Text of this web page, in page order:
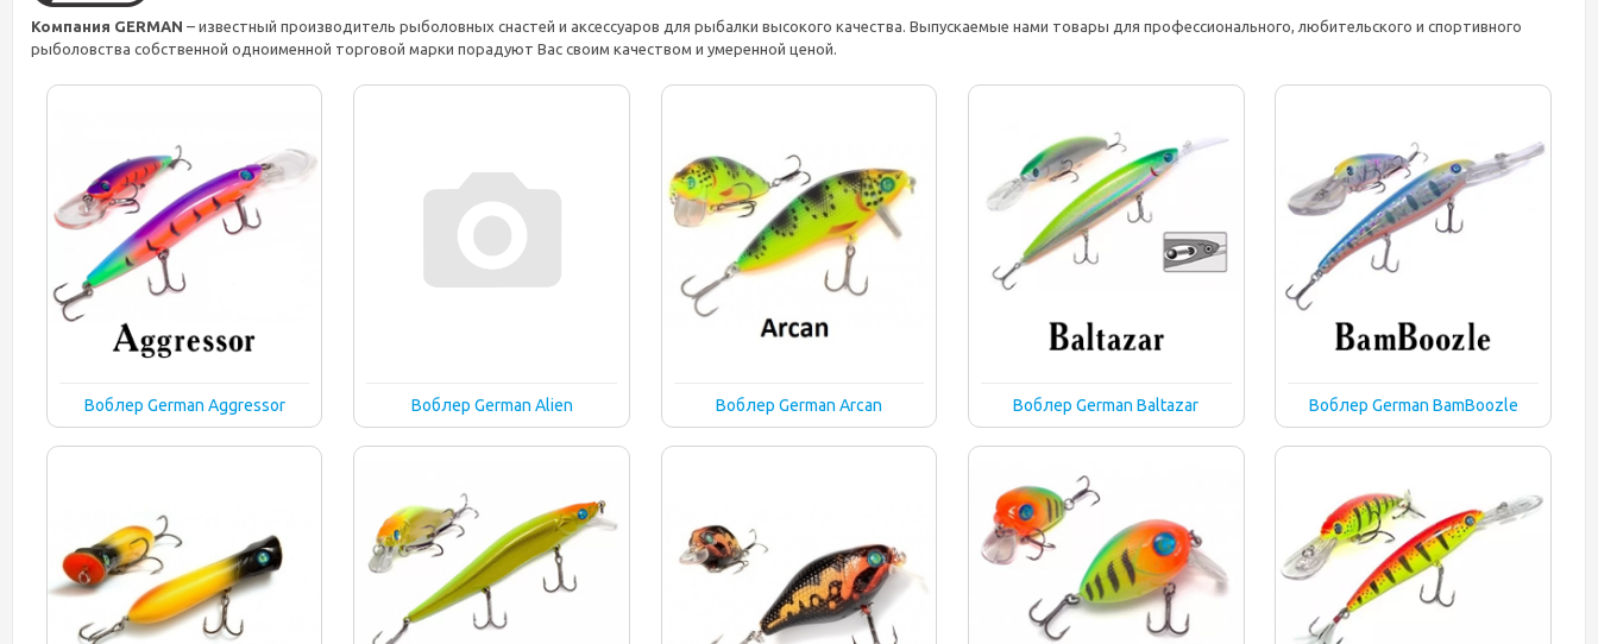
Компания GERMAN – известный производитель рыболовных снастей и аксессуаров для рыбалки высокого качества. Выпускаемые нами товары для профессионального, любительского и спортивного
рыболовства собственной одноименной торговой марки порадуют Вас своим качеством и умеренной ценой.
Воблер German Aggressor Воблер German Alien Воблер German Arcan Воблер German Baltazar Воблер German BamBoozle